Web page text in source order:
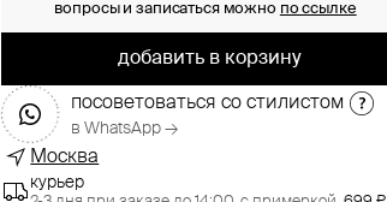
вопросы и записаться можно по ссылке
добавить в корзину
посоветоваться со стилистом
в WhatsApp →
Москва
курьер